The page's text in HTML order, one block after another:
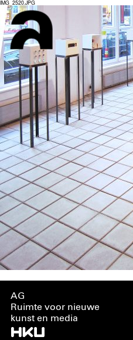
IMG_2520.JPG
AG
Ruimte voor nieuwe
kunst en media